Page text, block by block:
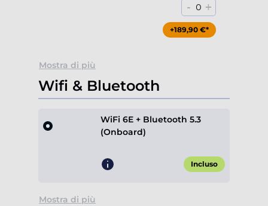
- 0 +
+189,90 €*
Mostra di più
Wifi & Bluetooth
WiFi 6E + Bluetooth 5.3
(Onboard)
Incluso
Mostra di più